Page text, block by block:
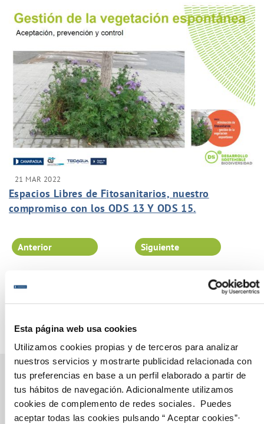
Esta página web usa cookies
Utilizamos cookies propias y de terceros para analizar
nuestros servicios y mostrarte publicidad relacionada con
tus preferencias en base a un perfil elaborado a partir de
tus hábitos de navegación. Adicionalmente utilizamos
cookies de complemento de redes sociales. Puedes
aceptar todas las cookies pulsando “ Aceptar cookies”·
21 MAR 2022
Espacios Libres de Fitosanitarios, nuestro
compromiso con los ODS 13 Y ODS 15.
Página 34 de 102
Anterior Siguiente
Gestiones Online